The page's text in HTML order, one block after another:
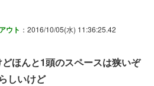
ウト ：2016/10/05(水) 11:36:25.42
ほんと1頭のスペースは狭いぞ
しいけど